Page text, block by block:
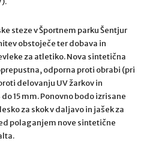
steze v Športnem parku Šentjur
obstoječe ter dobava in
za atletiko. Nova sintetična
odporna proti obrabi (pri
delovanju UV žarkov in
15 mm. Ponovno bodo izrisane
za skok v daljavo in jašek za
polaganjem nove sintetične